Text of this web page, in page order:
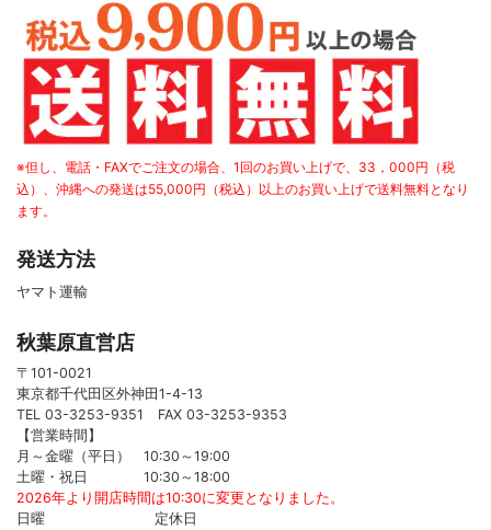
※但し、電話・FAXでご注文の場合、1回のお買い上げで、33，000円（税
込）、沖縄への発送は55,000円（税込）以上のお買い上げで送料無料となり
ます。
発送方法
ヤマト運輸
秋葉原直営店
〒101-0021
東京都千代田区外神田1-4-13
TEL 03-3253-9351 FAX 03-3253-9353
【営業時間】
月～金曜（平日） 10:30～19:00
土曜・祝日 10:30～18:00
2026年より開店時間は10:30に変更となりました。
日曜 定休日